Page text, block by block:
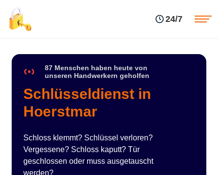
24/7
87 Menschen haben heute von
unseren Handwerkern geholfen
Schlüsseldienst in
Hoerstmar
Schloss klemmt? Schlüssel verloren?
Vergessene? Schloss kaputt? Tür
geschlossen oder muss ausgetauscht
werden?